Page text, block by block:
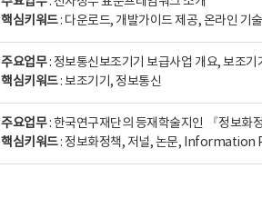
핵심키워드: 다운로드, 개발가이드 제공, 온라인 기
주요업무: 정보통신보조기기 보급사업 개요, 보조기
핵심키워드: 보조기기, 정보통신
주요업무: 한국연구재단의 등재학술지인 『정보화
핵심키워드: 정보화정책, 저널, 논문, Information